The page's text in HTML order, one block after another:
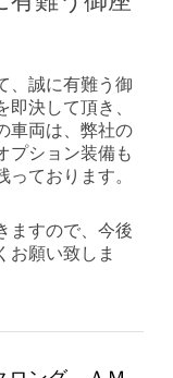
、誠に有難う御
決して頂き、
車両は、弊社の
プション装備も
ております。
ますので、今後
お願い致しま